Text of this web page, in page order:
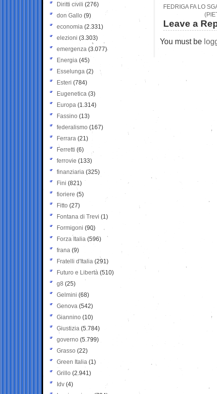
FEDRIGA FA LO
Leave a
You must be
Diritti civili (276)
don Gallo (9)
economia (2.331)
elezioni (3.303)
emergenza (3.077)
Energia (45)
Esselunga (2)
Esteri (784)
Eugenetica (3)
Europa (1.314)
Fassino (13)
federalismo (167)
Ferrara (21)
Ferretti (6)
ferrovie (133)
finanziaria (325)
Fini (821)
fioriere (5)
Fitto (27)
Fontana di Trevi (1)
Formigoni (90)
Forza Italia (596)
frana (9)
Fratelli d'Italia (291)
Futuro e Libertà (510)
g8 (25)
Gelmini (68)
Genova (542)
Giannino (10)
Giustizia (5.784)
governo (5.799)
Grasso (22)
Green Italia (1)
Grillo (2.941)
Idv (4)